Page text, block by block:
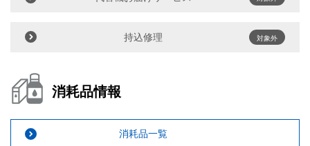
持込修理 対象外
消耗品情報
消耗品一覧